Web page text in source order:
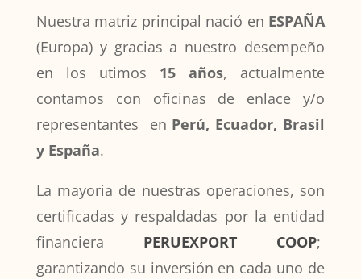
Nuestra matriz principal nació en ESPAÑA
(Europa) y gracias a nuestro desempeño
en los utimos 15 años, actualmente
contamos con oficinas de enlace y/o
representantes en Perú, Ecuador, Brasil
y España.
La mayoria de nuestras operaciones, son
certificadas y respaldadas por la entidad
financiera PERUEXPORT COOP;
garantizando su inversión en cada uno de